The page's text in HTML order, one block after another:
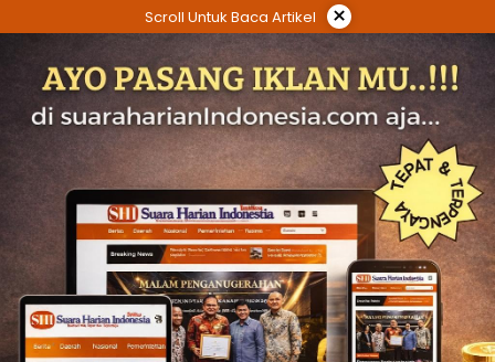
ke
Scroll Untuk Baca Artikel ×